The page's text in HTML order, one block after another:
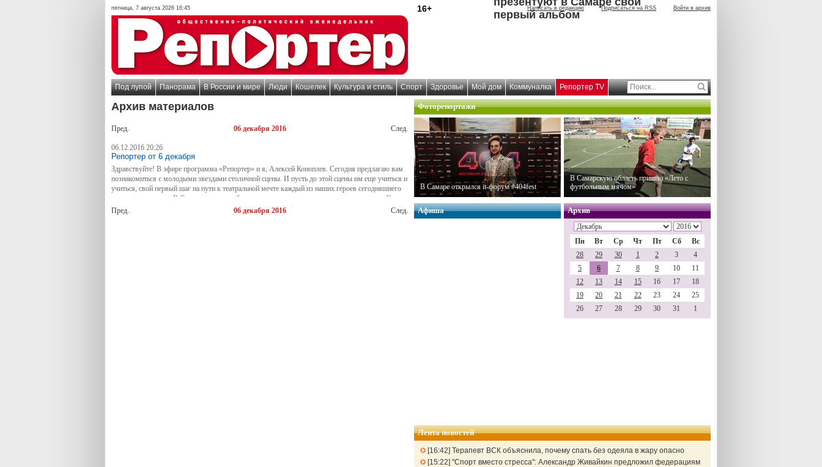
пятница, 7 августа 2026 16:45 16+ Написать в редакцию Подписаться на RSS Войти в архив
первый альбом
Под лупой Панорама В России и мире Люди Кошелек Культура и стиль Спорт Здоровье Мой дом Коммуналка Репортер TV
Архив материалов
Пред. 06 декабря 2016 След.
06.12.2016 20:26
Репортер от 6 декабря
Здравствуйте! В эфире программа «Репортер» и я, Алексей Коноплев. Сегодня предлагаю вам
познакомиться с молодыми звездами столичной сцены. И пусть до этой сцены им еще учиться и
учиться, свой первый шаг на пути к театральной мечте каждый из наших героев сегодняшнего
сюжета уже сделал. В Самаре прошел отбор учеников в московскую театральную школу Олега
Табакова. На кастинг съехались школьники со всей страны. Сколько басен, песен и
Пред. 06 декабря 2016 След.
Фоторепортажи
В Самаре открылся it-форум #404fest
В Самарскую область пришло «Лето с
футбольным мячом»
Афиша Архив
Пн Вт Ср Чт Пт Сб
Вс
28
29 30 1 2 3
4
5
6 7 8 9 10
11
12
13 14 15 16 17
18
19
20 21 22 23 24
25
26
27 28 29 30 31 1
Лента новостей
16:42 Терапевт ВСК объяснила, почему спать без одеяла в жару опасно
15:22 "Спорт вместо стресса": Александр Живайкин предложил федерациям